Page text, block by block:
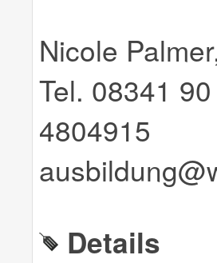
Nicole
Tel. 08341
4804915
Details